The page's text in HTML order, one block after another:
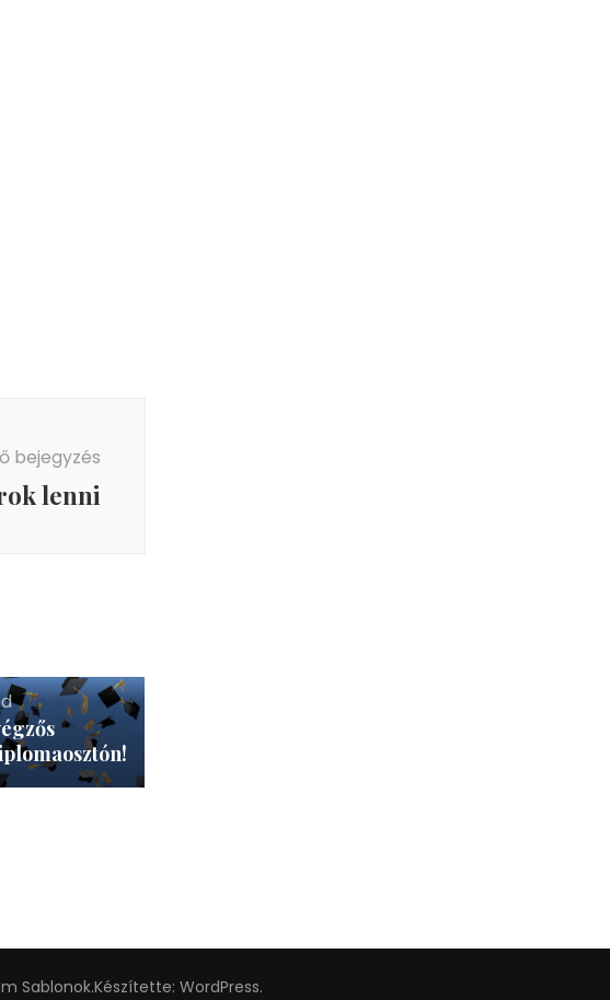
bejegyzés
lenni
Sablonok.Készítette: WordPress.